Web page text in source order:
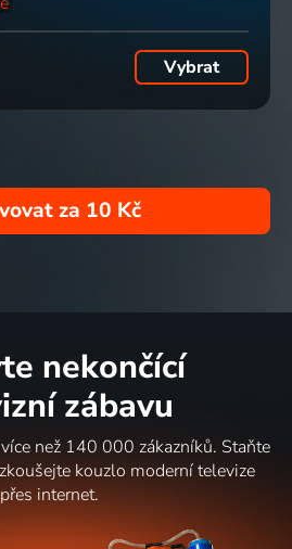
Vybrat
za 10 Kč
nekončící
zábavu
než 140 000 zákazníků. Staňte
kouzlo moderní televize
přes internet.